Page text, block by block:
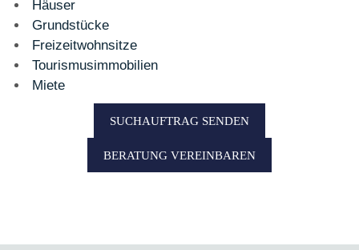
Häuser
Grundstücke
Freizeitwohnsitze
Tourismusimmobilien
Miete
SUCHAUFTRAG SENDEN
BERATUNG VEREINBAREN